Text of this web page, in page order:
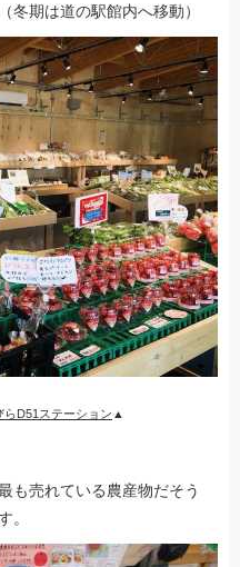
冬期は道の駅館内へ移動）
らD51ステーション ▲
も売れている農産物だそう
。